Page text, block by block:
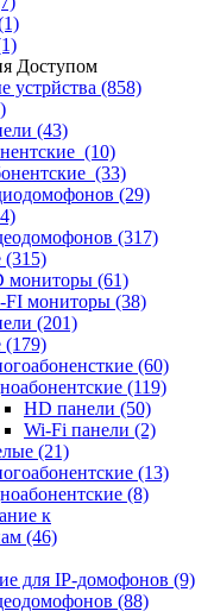
Доступом
устрйства (858)
(43)
(10)
(33)
(29)
(317)
(315)
мониторы (61)
FI мониторы (38)
(201)
(179)
(60)
(119)
HD панели (50)
Wi-Fi панели (2)
(21)
(13)
(8)
к
(46)
для IP-домофонов (9)
(88)